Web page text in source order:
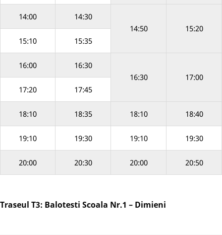
14:00
14:30
14:50
15:20
15:10
15:35
16:00
16:30
16:30
17:00
17:20
17:45
18:10 18:35 18:10 18:40
19:10 19:30 19:10 19:30
20:00 20:30 20:00 20:50
Traseul T3: Balotesti Scoala Nr.1 – Dimieni